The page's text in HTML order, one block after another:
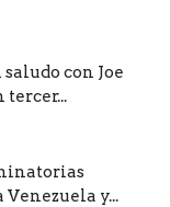
con Joe
tercer...
y...